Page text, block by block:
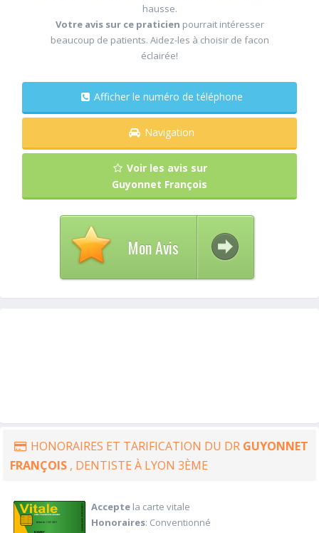
hausse.
Votre avis sur ce praticien pourrait intéresser
beaucoup de patients. Aidez-les à choisir de facon
éclairée!
Afficher le numéro de téléphone
Navigation
Voir les avis sur
Guyonnet François
Mon Avis
HONORAIRES ET TARIFICATION DU DR GUYONNET
FRANÇOIS , DENTISTE À LYON 3ÈME
Acceptela carte vitale
Honoraires: Conventionné